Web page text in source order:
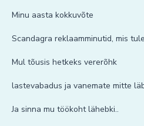
Minu aasta kokkuvõte
Scandagra reklaamminutid, mis
Mul tõusis hetkeks vererõhk
lastevabadus ja vanemate mitte
Ja sinna mu töökoht lähebki..